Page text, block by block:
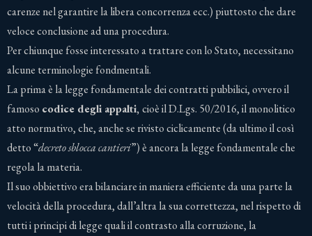
carenze nel garantire la libera concorrenza ecc.) piuttosto che dare
veloce conclusione ad una procedura.
Per chiunque fosse interessato a trattare con lo Stato, necessitano
alcune terminologie fondmentali.
La prima è la legge fondamentale dei contratti pubbilici, ovvero il
famoso codice degli appalti, cioè il D.Lgs. 50/2016, il monolitico
atto normativo, che, anche se rivisto ciclicamente (da ultimo il così
detto “decreto sblocca cantieri”) è ancora la legge fondamentale che
regola la materia.
Il suo obbiettivo era bilanciare in maniera efficiente da una parte la
velocità della procedura, dall’altra la sua correttezza, nel rispetto di
tutti i principi di legge quali il contrasto alla corruzione, la